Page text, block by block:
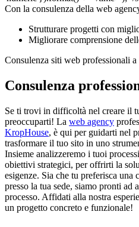
Con la consulenza della web
Strutturare progetti con
Migliorare comprensione
Consulenza siti web professionali
Consulenza
Se ti trovi in difficoltà nel creare il
preoccuparti! La web agency
KropHouse, è qui per guidarti nel
trasformare il tuo sito in uno
Insieme analizzeremo i tuoi
obiettivi strategici, per offrirti la
esigenze. Sia che tu preferisca una
presso la tua sede, siamo pronti ad
processo. Affidati alla nostra
un progetto concreto e funzionale!